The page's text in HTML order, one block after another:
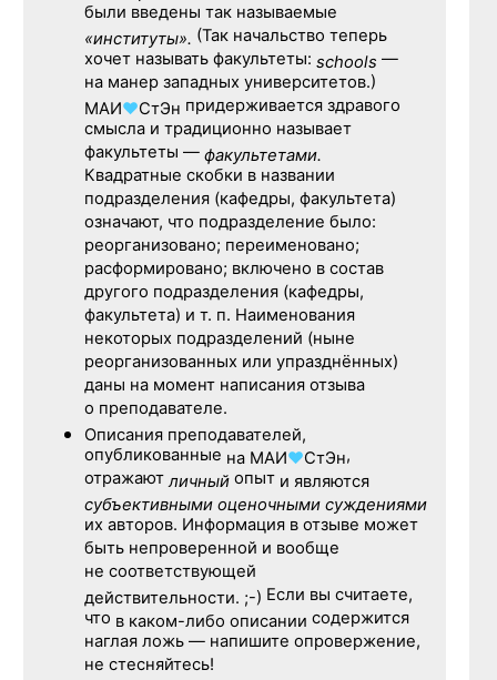
были введены так называемые
«институты». (Так начальство теперь
хочет называть факультеты: schools —
на манер западных университетов.)
МАИ♥СтЭн придерживается здравого
смысла и традиционно называет
факультеты — факультетами.
Квадратные скобки в названии
подразделения (кафедры, факультета)
означают, что подразделение было:
реорганизовано; переименовано;
расформировано; включено в состав
другого подразделения (кафедры,
факультета) и т. п. Наименования
некоторых подразделений (ныне
реорганизованных или упразднённых)
даны на момент написания отзыва
о преподавателе.
Описания преподавателей,
опубликованные на МАИ♥СтЭн,
отражаютличный опыт и являются
субъективными оценочными суждениями
их авторов. Информация в отзыве может
быть непроверенной и вообще
не соответствующей
действительности. ;-) Если вы считаете,
что в каком-либо описании содержится
наглая ложь — напишите опровержение,
не стесняйтесь!